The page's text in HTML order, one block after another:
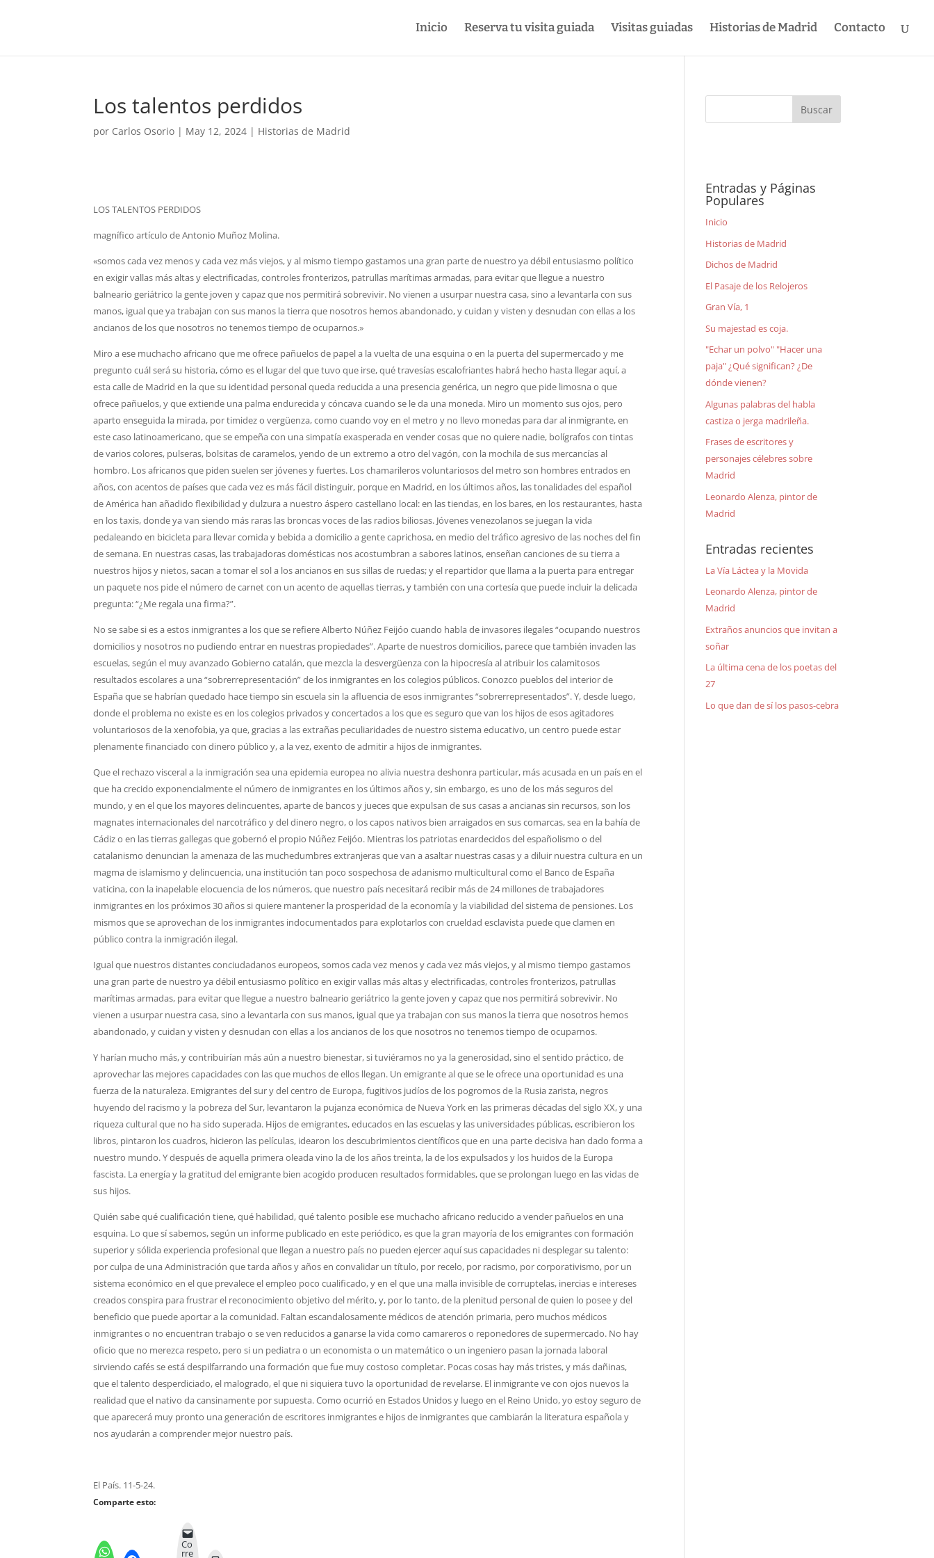
Inicio Reserva tu visita guiada Visitas guiadas Historias de Madrid Contacto
Los talentos perdidos
por Carlos Osorio | May 12, 2024 | Historias de Madrid
LOS TALENTOS PERDIDOS
magnífico artículo de Antonio Muñoz Molina.
«somos cada vez menos y cada vez más viejos, y al mismo tiempo gastamos una gran parte de nuestro ya débil entusiasmo político
en exigir vallas más altas y electrificadas, controles fronterizos, patrullas marítimas armadas, para evitar que llegue a nuestro
balneario geriátrico la gente joven y capaz que nos permitirá sobrevivir. No vienen a usurpar nuestra casa, sino a levantarla con sus
manos, igual que ya trabajan con sus manos la tierra que nosotros hemos abandonado, y cuidan y visten y desnudan con ellas a los
ancianos de los que nosotros no tenemos tiempo de ocuparnos.»
Miro a ese muchacho africano que me ofrece pañuelos de papel a la vuelta de una esquina o en la puerta del supermercado y me
pregunto cuál será su historia, cómo es el lugar del que tuvo que irse, qué travesías escalofriantes habrá hecho hasta llegar aquí, a
esta calle de Madrid en la que su identidad personal queda reducida a una presencia genérica, un negro que pide limosna o que
ofrece pañuelos, y que extiende una palma endurecida y cóncava cuando se le da una moneda. Miro un momento sus ojos, pero
aparto enseguida la mirada, por timidez o vergüenza, como cuando voy en el metro y no llevo monedas para dar al inmigrante, en
este caso latinoamericano, que se empeña con una simpatía exasperada en vender cosas que no quiere nadie, bolígrafos con tintas
de varios colores, pulseras, bolsitas de caramelos, yendo de un extremo a otro del vagón, con la mochila de sus mercancías al
hombro. Los africanos que piden suelen ser jóvenes y fuertes. Los chamarileros voluntariosos del metro son hombres entrados en
años, con acentos de países que cada vez es más fácil distinguir, porque en Madrid, en los últimos años, las tonalidades del español
de América han añadido flexibilidad y dulzura a nuestro áspero castellano local: en las tiendas, en los bares, en los restaurantes, hasta
en los taxis, donde ya van siendo más raras las broncas voces de las radios biliosas. Jóvenes venezolanos se juegan la vida
pedaleando en bicicleta para llevar comida y bebida a domicilio a gente caprichosa, en medio del tráfico agresivo de las noches del fin
de semana. En nuestras casas, las trabajadoras domésticas nos acostumbran a sabores latinos, enseñan canciones de su tierra a
nuestros hijos y nietos, sacan a tomar el sol a los ancianos en sus sillas de ruedas; y el repartidor que llama a la puerta para entregar
un paquete nos pide el número de carnet con un acento de aquellas tierras, y también con una cortesía que puede incluir la delicada
pregunta: “¿Me regala una firma?”.
No se sabe si es a estos inmigrantes a los que se refiere Alberto Núñez Feijóo cuando habla de invasores ilegales “ocupando nuestros
domicilios y nosotros no pudiendo entrar en nuestras propiedades”. Aparte de nuestros domicilios, parece que también invaden las
escuelas, según el muy avanzado Gobierno catalán, que mezcla la desvergüenza con la hipocresía al atribuir los calamitosos
resultados escolares a una “sobrerrepresentación” de los inmigrantes en los colegios públicos. Conozco pueblos del interior de
España que se habrían quedado hace tiempo sin escuela sin la afluencia de esos inmigrantes “sobrerrepresentados”. Y, desde luego,
donde el problema no existe es en los colegios privados y concertados a los que es seguro que van los hijos de esos agitadores
voluntariosos de la xenofobia, ya que, gracias a las extrañas peculiaridades de nuestro sistema educativo, un centro puede estar
plenamente financiado con dinero público y, a la vez, exento de admitir a hijos de inmigrantes.
Que el rechazo visceral a la inmigración sea una epidemia europea no alivia nuestra deshonra particular, más acusada en un país en el
que ha crecido exponencialmente el número de inmigrantes en los últimos años y, sin embargo, es uno de los más seguros del
mundo, y en el que los mayores delincuentes, aparte de bancos y jueces que expulsan de sus casas a ancianas sin recursos, son los
magnates internacionales del narcotráfico y del dinero negro, o los capos nativos bien arraigados en sus comarcas, sea en la bahía de
Cádiz o en las tierras gallegas que gobernó el propio Núñez Feijóo. Mientras los patriotas enardecidos del españolismo o del
catalanismo denuncian la amenaza de las muchedumbres extranjeras que van a asaltar nuestras casas y a diluir nuestra cultura en un
magma de islamismo y delincuencia, una institución tan poco sospechosa de adanismo multicultural como el Banco de España
vaticina, con la inapelable elocuencia de los números, que nuestro país necesitará recibir más de 24 millones de trabajadores
inmigrantes en los próximos 30 años si quiere mantener la prosperidad de la economía y la viabilidad del sistema de pensiones. Los
mismos que se aprovechan de los inmigrantes indocumentados para explotarlos con crueldad esclavista puede que clamen en
público contra la inmigración ilegal.
Igual que nuestros distantes conciudadanos europeos, somos cada vez menos y cada vez más viejos, y al mismo tiempo gastamos
una gran parte de nuestro ya débil entusiasmo político en exigir vallas más altas y electrificadas, controles fronterizos, patrullas
marítimas armadas, para evitar que llegue a nuestro balneario geriátrico la gente joven y capaz que nos permitirá sobrevivir. No
vienen a usurpar nuestra casa, sino a levantarla con sus manos, igual que ya trabajan con sus manos la tierra que nosotros hemos
abandonado, y cuidan y visten y desnudan con ellas a los ancianos de los que nosotros no tenemos tiempo de ocuparnos.
Y harían mucho más, y contribuirían más aún a nuestro bienestar, si tuviéramos no ya la generosidad, sino el sentido práctico, de
aprovechar las mejores capacidades con las que muchos de ellos llegan. Un emigrante al que se le ofrece una oportunidad es una
fuerza de la naturaleza. Emigrantes del sur y del centro de Europa, fugitivos judíos de los pogromos de la Rusia zarista, negros
huyendo del racismo y la pobreza del Sur, levantaron la pujanza económica de Nueva York en las primeras décadas del siglo XX, y una
riqueza cultural que no ha sido superada. Hijos de emigrantes, educados en las escuelas y las universidades públicas, escribieron los
libros, pintaron los cuadros, hicieron las películas, idearon los descubrimientos científicos que en una parte decisiva han dado forma a
nuestro mundo. Y después de aquella primera oleada vino la de los años treinta, la de los expulsados y los huidos de la Europa
fascista. La energía y la gratitud del emigrante bien acogido producen resultados formidables, que se prolongan luego en las vidas de
sus hijos.
Quién sabe qué cualificación tiene, qué habilidad, qué talento posible ese muchacho africano reducido a vender pañuelos en una
esquina. Lo que sí sabemos, según un informe publicado en este periódico, es que la gran mayoría de los emigrantes con formación
superior y sólida experiencia profesional que llegan a nuestro país no pueden ejercer aquí sus capacidades ni desplegar su talento:
por culpa de una Administración que tarda años y años en convalidar un título, por recelo, por racismo, por corporativismo, por un
sistema económico en el que prevalece el empleo poco cualificado, y en el que una malla invisible de corruptelas, inercias e intereses
creados conspira para frustrar el reconocimiento objetivo del mérito, y, por lo tanto, de la plenitud personal de quien lo posee y del
beneficio que puede aportar a la comunidad. Faltan escandalosamente médicos de atención primaria, pero muchos médicos
inmigrantes o no encuentran trabajo o se ven reducidos a ganarse la vida como camareros o reponedores de supermercado. No hay
oficio que no merezca respeto, pero si un pediatra o un economista o un matemático o un ingeniero pasan la jornada laboral
sirviendo cafés se está despilfarrando una formación que fue muy costoso completar. Pocas cosas hay más tristes, y más dañinas,
que el talento desperdiciado, el malogrado, el que ni siquiera tuvo la oportunidad de revelarse. El inmigrante ve con ojos nuevos la
realidad que el nativo da cansinamente por supuesta. Como ocurrió en Estados Unidos y luego en el Reino Unido, yo estoy seguro de
que aparecerá muy pronto una generación de escritores inmigrantes e hijos de inmigrantes que cambiarán la literatura española y
nos ayudarán a comprender mejor nuestro país.
El País. 11-5-24.
Comparte esto:
Co
rre
Entradas y Páginas
Populares
Inicio
Historias de Madrid
Dichos de Madrid
El Pasaje de los Relojeros
Gran Vía, 1
Su majestad es coja.
"Echar un polvo" "Hacer una
paja" ¿Qué significan? ¿De
dónde vienen?
Algunas palabras del habla
castiza o jerga madrileña.
Frases de escritores y
personajes célebres sobre
Madrid
Leonardo Alenza, pintor de
Madrid
Entradas recientes
La Vía Láctea y la Movida
Leonardo Alenza, pintor de
Madrid
Extraños anuncios que invitan a
soñar
La última cena de los poetas del
27
Lo que dan de sí los pasos-cebra